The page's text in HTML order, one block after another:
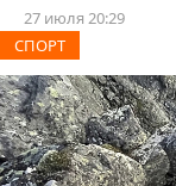
27 июля 20:29
СПОРТ